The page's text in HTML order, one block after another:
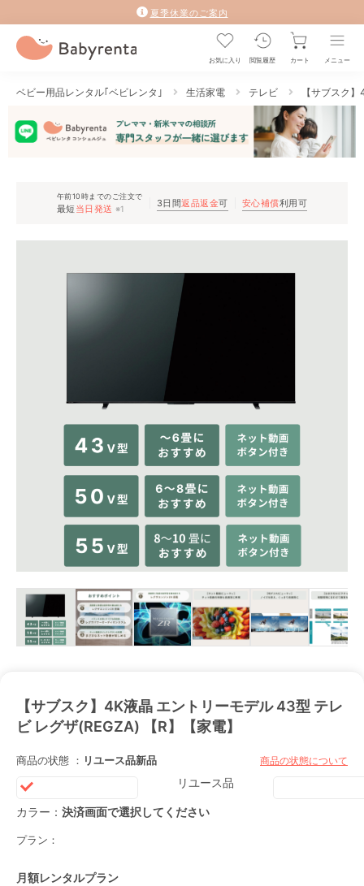
夏季休業のご案内
お気に入り 閲覧履歴 カート メニュー
ベビー用品レンタル｢ベビレンタ｣ 生活家電 テレビ 【サブスク
午前10時までのご注文で
最短 当日発送 ※1 3日間返品返金可 安心補償利用可
【サブスク】4K液晶 エントリーモデル 43型 テレ
ビ レグザ(REGZA) 【R】【家電】
商品の状態 ： リユース品新品 商品の状態について
リユース品
カラー： 決済画面で選択してください
プラン：
月額レンタルプラン